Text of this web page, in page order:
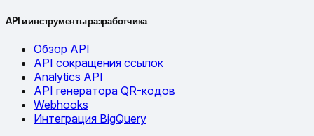
API и инструменты разработчика
Обзор API
API сокращения ссылок
Analytics API
API генератора QR-кодов
Webhooks
Интеграция BigQuery